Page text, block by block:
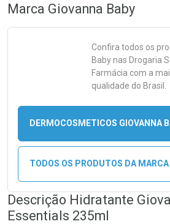
Marca Giovanna Baby
Confira todos os
Babynas Drogaria
Farmácia com a
qualidade do Brasil.
DERMOCOSMETICOS GIOVANNA
TODOS OS PRODUTOS DA MARCA
Descrição Hidratante
Essentials 235ml